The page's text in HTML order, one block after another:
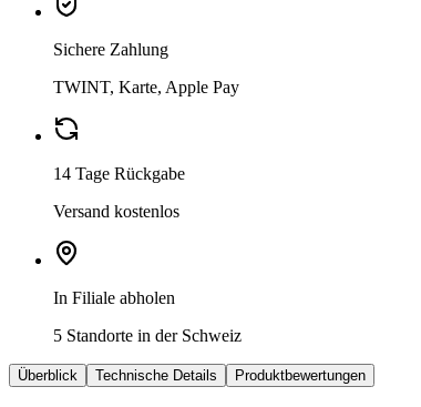
Sichere Zahlung
TWINT, Karte, Apple Pay
14 Tage Rückgabe
Versand kostenlos
In Filiale abholen
5 Standorte in der Schweiz
Überblick Technische Details Produktbewertungen